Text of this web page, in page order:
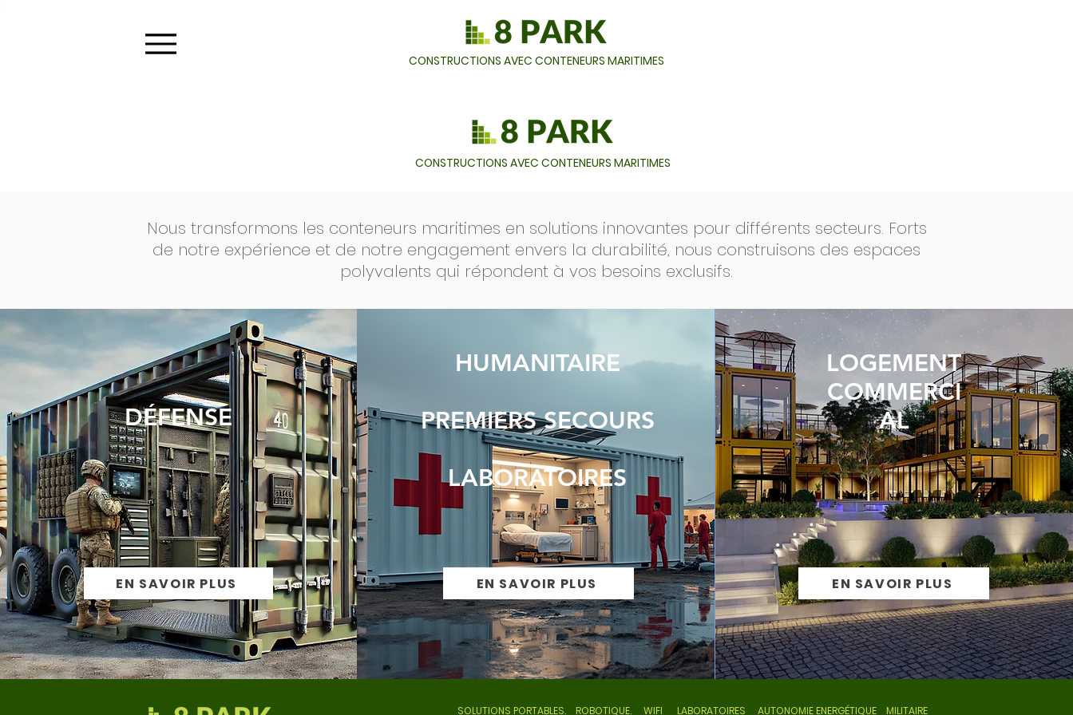
CONSTRUCTIONS AVEC CONTENEURS MARITIMES
CONSTRUCTIONS AVEC CONTENEURS MARITIMES
Nous transformons les conteneurs maritimes en solutions innovantes pour différents secteurs. Forts
de notre expérience et de notre engagement envers la durabilité, nous construisons des espaces
polyvalents qui répondent à vos besoins exclusifs.
DÉFENSE
EN SAVOIR PLUS
HUMANITAIRE
PREMIERS SECOURS
LABORATOIRES
EN SAVOIR PLUS
LOGEMENT
COMMERCI
AL
EN SAVOIR PLUS
SOLUTIONS PORTABLES. ROBOTIQUE. WIFI LABORATOIRES AUTONOMIE ENERGÉTIQUE MILITAIRE